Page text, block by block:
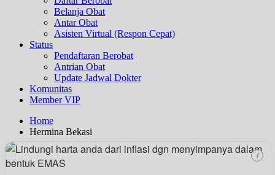
Belanja Obat
Antar Obat
Asisten Virtual (Respon Cepat)
Status
Pendaftaran Berobat
Antrian Obat
Update Jadwal Dokter
Komunitas
Member VIP
Home
Hermina Bekasi
i